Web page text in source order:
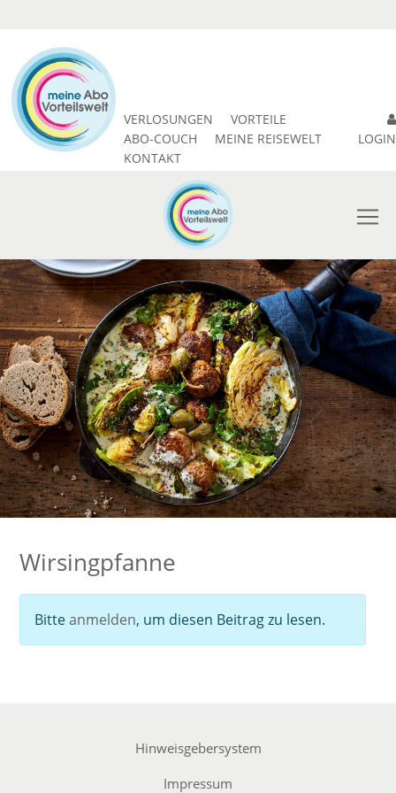
VERLOSUNGEN
VORTEILE
ABO-COUCH
MEINE REISEWELT
KONTAKT
LOGIN
Wirsingpfanne
Bitteanmelden, um diesen Beitrag zu lesen.
Hinweisgebersystem
Impressum